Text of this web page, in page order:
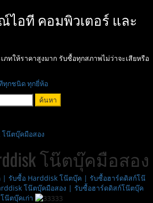
อที คอมพิวเตอร์ และ
ทให้ราคาสูงมาก รับซื้อทุกสภาพไม่ว่าจะเสียหรือ
ทุกชนิด ทุกยี่ห้อ
น๊ตบุ๊คมือสอง
โน๊ตบุ๊คมือสอง
| รับซื้อ Harddisk โน๊ตบุ๊ค | รับซื้อฮาร์ดดิสก์โน๊
โน๊ตบุ๊คมือสอง | รับซื้อฮาร์ดดิสก์โน๊ตบุ๊ค
น๊ตบุ๊คเก่า